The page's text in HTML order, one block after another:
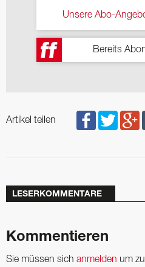
Unsere Abo-
Bereits
Artikel teilen
LESERKOMMENTARE
Kommentieren
Sie müssen sich anmelden um